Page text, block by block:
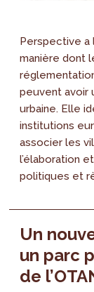
Perspective a
manière dont
peuvent avoir
urbaine. Elle
institutions
associer les
l’élaboration
politiques et
Un
un parc
de